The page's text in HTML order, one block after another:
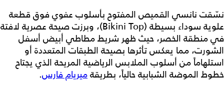
نسّقت نانسي القميص المفتوح بأسلوب عفوي فوق قطعة
علوية سوداء بسيطة (Bikini Top)، وبرزت صيحة عصرية لافتة
في منطقة الخصر، حيث ظهر شريط مطاطي أبيض أسفل
الشورت، مما يعكس تأثرها بصيحة الطبقات المتعددة أو
استلهاماً من أسلوب الملابس الرياضية المريحة الذي يجتاح
خطوط الموضة الشبابية حالياً، بطريقةميريام فارس.